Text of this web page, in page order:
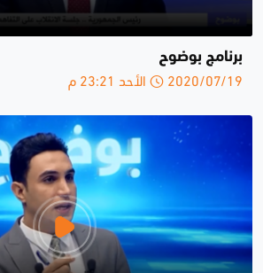
برنامج بوضوح
2020/07/19 الأحد 23:21 م